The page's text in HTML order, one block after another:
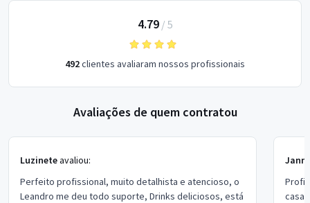
4.79/ 5
492clientes avaliaram nossos profissionais
Avaliações de quem contratou
Luzineteavaliou:
Perfeito profissional, muito detalhista e atencioso, o
Leandro me deu todo suporte, Drinks deliciosos, está